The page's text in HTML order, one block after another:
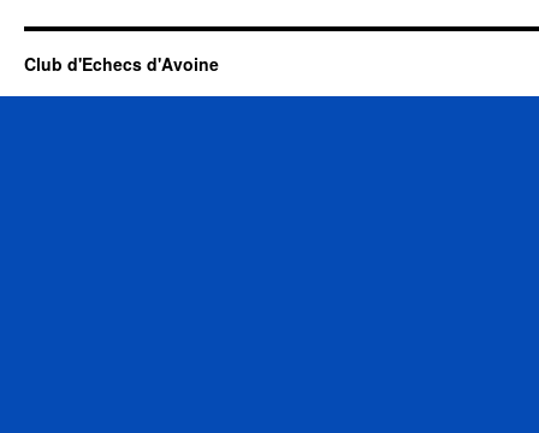
Club d'Echecs d'Avoine